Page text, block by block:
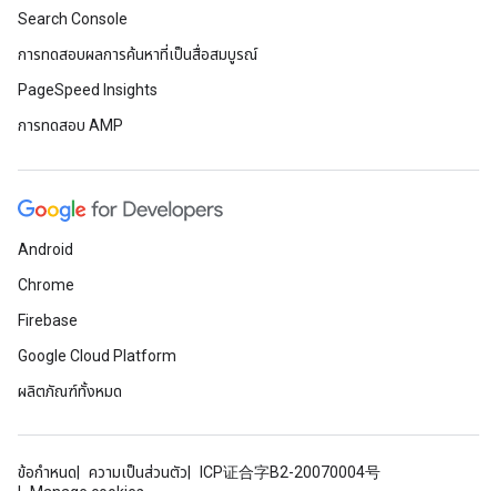
Search Console
การทดสอบผลการค้นหาที่เป็นสื่อสมบูรณ์
PageSpeed Insights
การทดสอบ AMP
Android
Chrome
Firebase
Google Cloud Platform
ผลิตภัณฑ์ทั้งหมด
ข้อกำหนด ความเป็นส่วนตัว
ICP证合字B2-20070004号